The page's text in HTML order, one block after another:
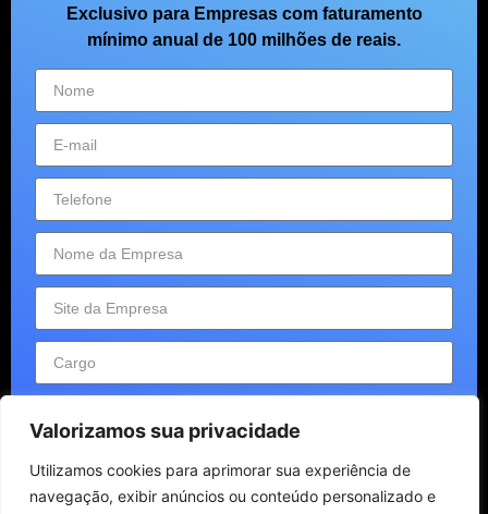
Valorizamos sua privacidade
Utilizamos cookies para aprimorar sua experiência de
navegação, exibir anúncios ou conteúdo personalizado e
Exclusivo para Empresas com faturamento
mínimo anual de 100 milhões de reais.
Enviar